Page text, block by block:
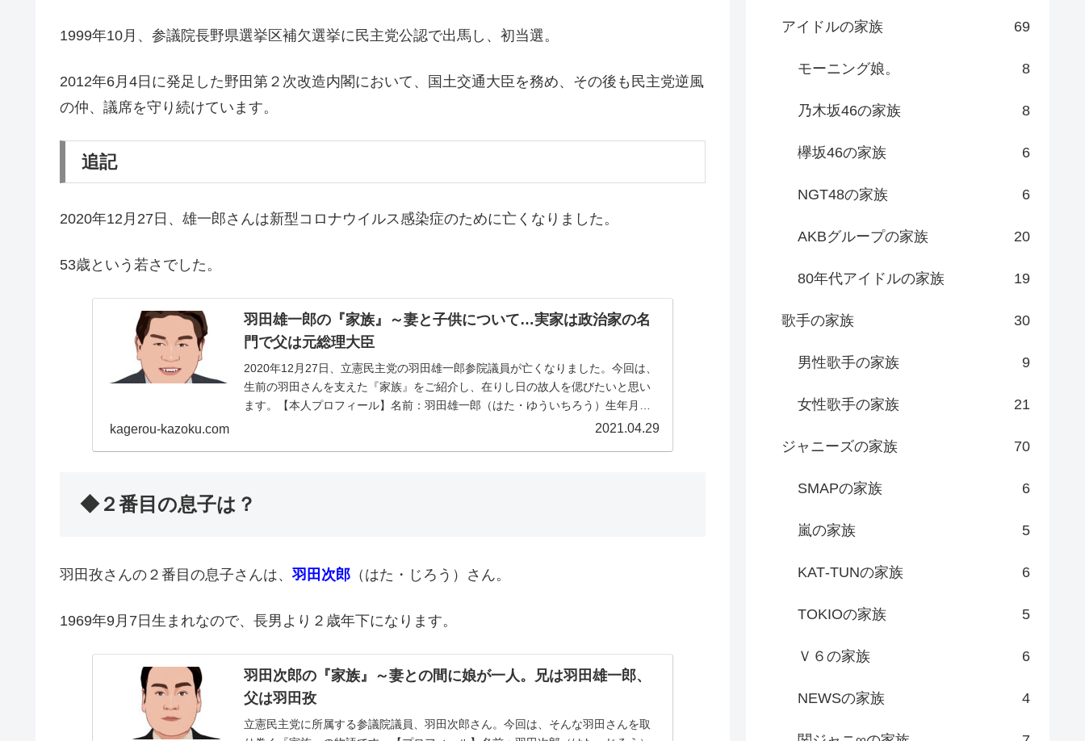
1999年10月、参議院長野県選挙区補欠選挙に民主党公認で出馬し、初当選。
2012年6月4日に発足した野田第２次改造内閣において、国土交通大臣を務め、その後も民主党逆風
の仲、議席を守り続けています。
追記
2020年12月27日、雄一郎さんは新型コロナウイルス感染症のために亡くなりました。
53歳という若さでした。
羽田雄一郎の『家族』～妻と子供について…実家は政治家の名
門で父は元総理大臣
2020年12月27日、立憲民主党の羽田雄一郎参院議員が亡くなりました。今回は、
生前の羽田さんを支えた『家族』をご紹介し、在りし日の故人を偲びたいと思い
ます。【本人プロフィール】名前：羽田雄一郎（はた・ゆういちろう）生年月
kagerou-kazoku.com 2021.04.29
◆２番目の息子は？
羽田孜さんの２番目の息子さんは、 羽田次郎 （はた・じろう）さん。
1969年9月7日生まれなので、長男より２歳年下になります。
羽田次郎の『家族』～妻との間に娘が一人。兄は羽田雄一郎、
父は羽田孜
立憲民主党に所属する参議院議員、羽田次郎さん。今回は、そんな羽田さんを取
アイドルの家族 69
モーニング娘。 8
乃木坂46の家族 8
欅坂46の家族 6
NGT48の家族 6
AKBグループの家族 20
80年代アイドルの家族 19
歌手の家族 30
男性歌手の家族 9
女性歌手の家族 21
ジャニーズの家族 70
SMAPの家族 6
嵐の家族 5
KAT‐TUNの家族 6
TOKIOの家族 5
Ｖ６の家族 6
NEWSの家族 4